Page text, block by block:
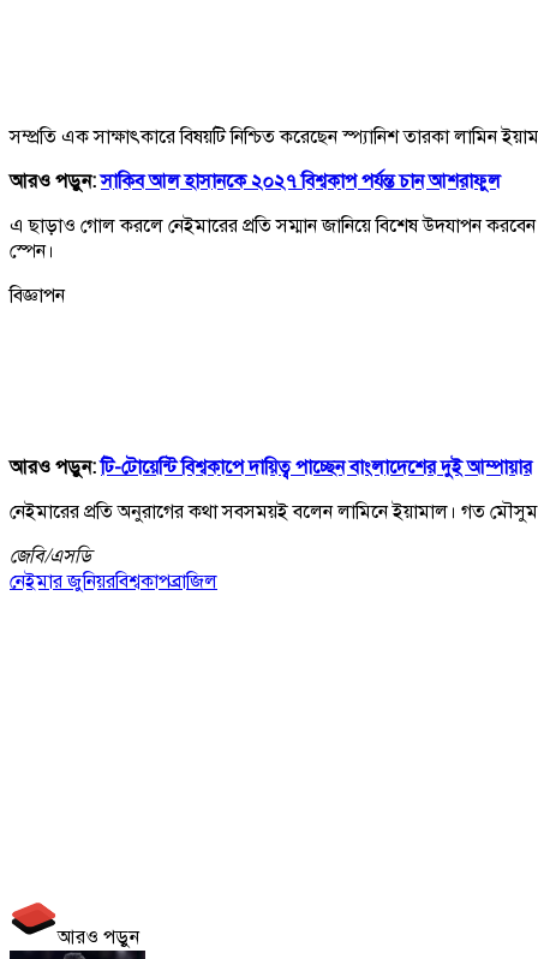
সম্প্রতি এক সাক্ষাৎকারে বিষয়টি নিশ্চিত করেছেন স্প্যানিশ তারকা লামিন
আরও পড়ুন:সাকিব আল হাসানকে ২০২৭ বিশ্বকাপ পর্যন্ত চান আশরাফুল
এ ছাড়াও গোল করলে নেইমারের প্রতি সম্মান জানিয়ে বিশেষ উদযাপন
স্পেন।
বিজ্ঞাপন
আরও পড়ুন:টি-টোয়েন্টি বিশ্বকাপে দায়িত্ব পাচ্ছেন বাংলাদেশের দুই আম্পায়ার
নেইমারের প্রতি অনুরাগের কথা সবসময়ই বলেন লামিনে ইয়ামাল। গত মৌসুম
জেবি/এসডি
নেইমার জুনিয়রবিশ্বকাপব্রাজিল
আরও পড়ুন